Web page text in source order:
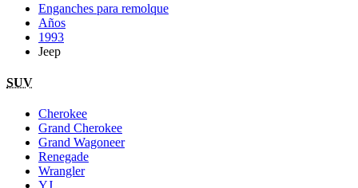
Enganches para remolque
Años
1993
Jeep
SUV
Cherokee
Grand Cherokee
Grand Wagoneer
Renegade
Wrangler